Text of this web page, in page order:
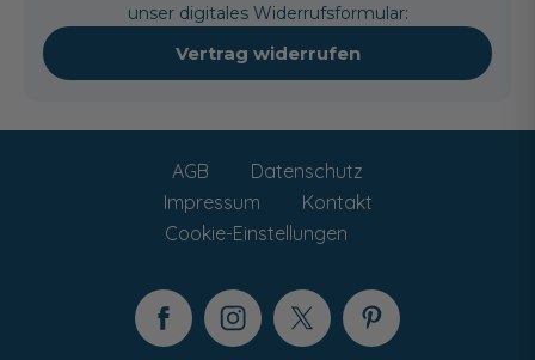
unser digitales Widerrufsformular:
Vertrag widerrufen
AGB
Datenschutz
Impressum
Kontakt
Cookie-Einstellungen